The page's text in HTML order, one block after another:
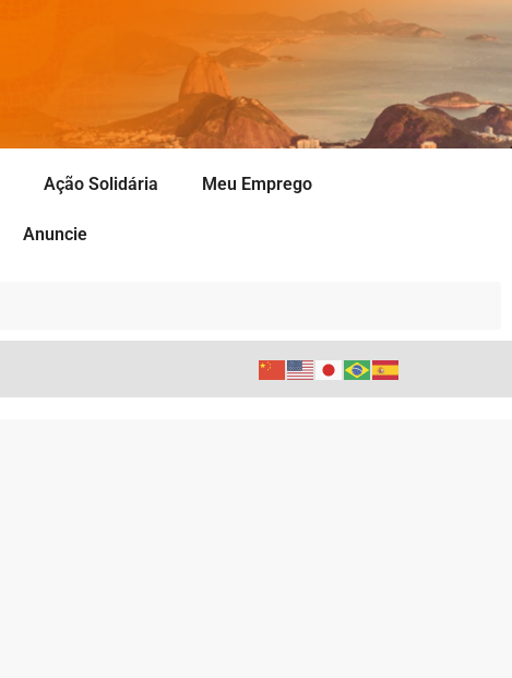
Ação Solidária Meu Emprego
Anuncie